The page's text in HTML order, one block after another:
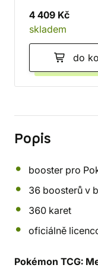
box
4 409 Kč
skladem
do
Popis
booster pro
36 boosterů v
360 karet
oficiálně
Pokémon TCG: